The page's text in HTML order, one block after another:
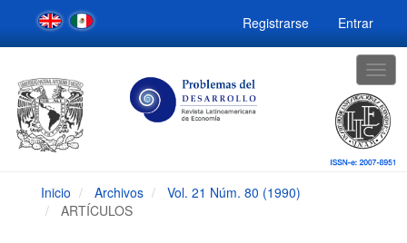
Navegación
principal
Contenido
Barra
lateral
Registrarse Entrar
Inicio Archivos
Vol. 21 Núm. 80 (1990)
ARTÍCULOS